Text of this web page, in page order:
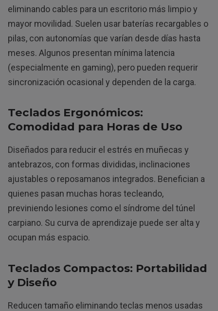
eliminando cables para un escritorio más limpio y
mayor movilidad. Suelen usar baterías recargables o
pilas, con autonomías que varían desde días hasta
meses. Algunos presentan mínima latencia
(especialmente en gaming), pero pueden requerir
sincronización ocasional y dependen de la carga.
Teclados Ergonómicos:
Comodidad para Horas de Uso
Diseñados para reducir el estrés en muñecas y
antebrazos, con formas divididas, inclinaciones
ajustables o reposamanos integrados. Benefician a
quienes pasan muchas horas tecleando,
previniendo lesiones como el síndrome del túnel
carpiano. Su curva de aprendizaje puede ser alta y
ocupan más espacio.
Teclados Compactos: Portabilidad
y Diseño
Reducen tamaño eliminando teclas menos usadas